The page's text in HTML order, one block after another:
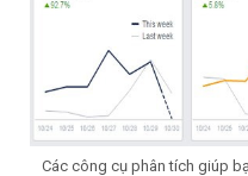
Các công cụ phân tích giúp